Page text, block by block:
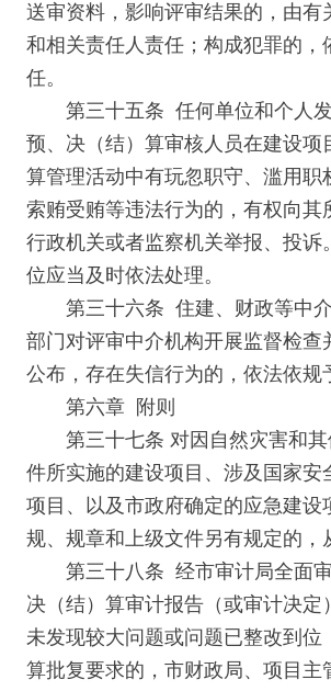
送审资料，影响评审结果的，由有
和相关责任人责任；构成犯罪的，
任。
第三十五条 任何单位和个人发
预、决（结）算审核人员在建设项
算管理活动中有玩忽职守、滥用职
索贿受贿等违法行为的，有权向其
行政机关或者监察机关举报、投诉
位应当及时依法处理。
第三十六条 住建、财政等中介
部门对评审中介机构开展监督检查
公布，存在失信行为的，依法依规
第六章 附则
第三十七条 对因自然灾害和其
件所实施的建设项目、涉及国家安
项目、以及市政府确定的应急建设
规、规章和上级文件另有规定的，
第三十八条 经市审计局全面审
决（结）算审计报告（或审计决定
未发现较大问题或问题已整改到位
算批复要求的，市财政局、项目主